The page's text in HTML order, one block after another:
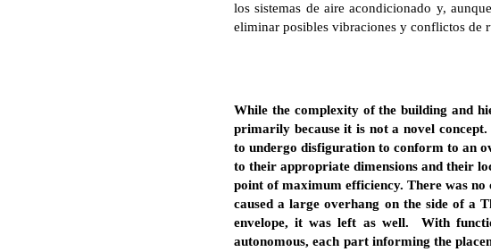
los sistemas de aire acondicionado y,
eliminar posibles vibraciones y conflictos de
While the complexity of the building and
primarily because it is not a novel
to undergo disfiguration to conform to an
to their appropriate dimensions and their
point of maximum efficiency. There was
caused a large overhang on the side of a
envelope, it was left as well. With
autonomous, each part informing the